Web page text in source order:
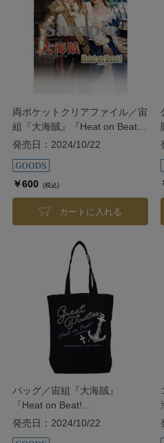
両ポケットクリアファイル／宙
組『大海賊』『Heat on Beat!
―Evolution―』
発売日：2024/10/22
￥600 (税込)
カートに入れる
バッグ／宙組『大海賊』
『Heat on Beat!
―Evolution―』
発売日：2024/10/22